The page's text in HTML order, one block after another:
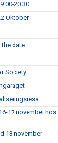
20.30
Oktober
the date
Society
17 november hos
13 november